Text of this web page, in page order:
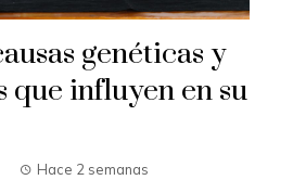
genéticas y
que influyen en su
Hace 2 semanas